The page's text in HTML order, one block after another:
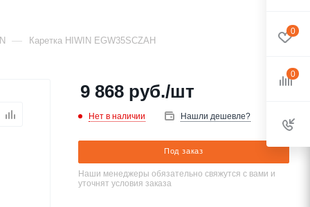
— Каретка HIWIN EGW35SCZAH
9 868 руб./шт
Нет в наличии Нашли дешевле?
Под заказ
Наши менеджеры обязательно свяжутся с вами и
уточнят условия заказа
0
0